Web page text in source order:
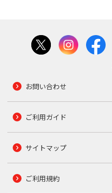
お問い合わせ
ご利用ガイド
サイトマップ
ご利用規約